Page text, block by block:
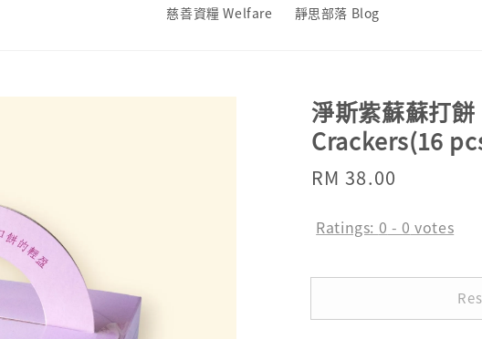
慈善資糧 Welfare 靜思部落 Blog
淨斯紫蘇蘇打
Crackers(16
Regular
RM 38.00
Ratings: 0 - 0 votes